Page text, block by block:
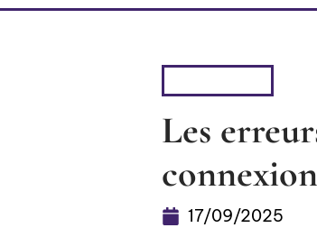
Les
17/09/2025